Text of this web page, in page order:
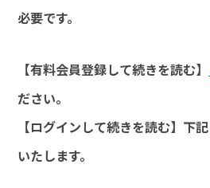
必要です。
【有料会員登録して続きを読む】
ださい。
【ログインして続きを読む】下
いたします。